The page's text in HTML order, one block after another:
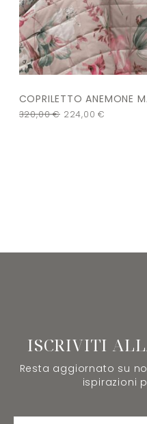
COPRILETTO ANEMONE
320,00€ 224,00€
ISCRIVITI
Resta aggiornato su
ispirazioni